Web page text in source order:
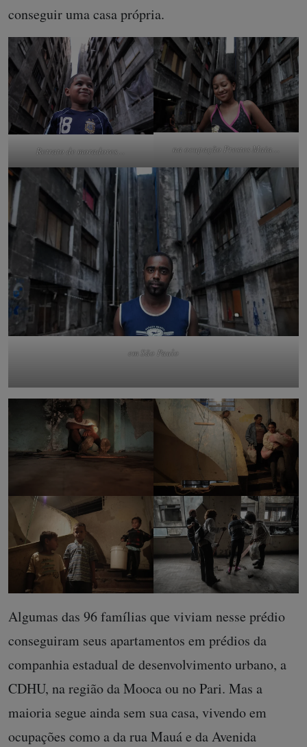
conseguir uma casa própria.
Retrato de moradores… na ocupação Prestes Maia…
em São Paulo
Algumas das 96 famílias que viviam nesse prédio
conseguiram seus apartamentos em prédios da
companhia estadual de desenvolvimento urbano, a
CDHU, na região da Mooca ou no Pari. Mas a
maioria segue ainda sem sua casa, vivendo em
ocupações como a da rua Mauá e da Avenida